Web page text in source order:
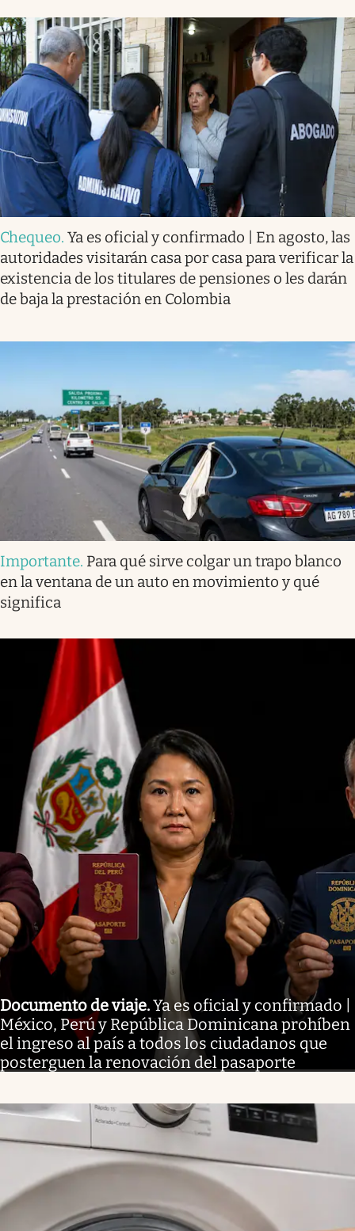
Chequeo. Ya es oficial y confirmado | En agosto, las
autoridades visitarán casa por casa para verificar la
existencia de los titulares de pensiones o les darán
de baja la prestación en Colombia
Importante. Para qué sirve colgar un trapo blanco
en la ventana de un auto en movimiento y qué
significa
Documento de viaje.Ya es oficial y confirmado |
México, Perú y República Dominicana prohíben
el ingreso al país a todos los ciudadanos que
posterguen la renovación del pasaporte